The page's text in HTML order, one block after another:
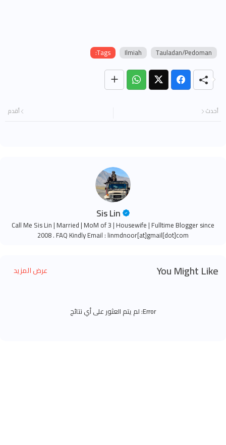
Tags: Ilmiah Tauladan/Pedoman
أحدث أقدم
Sis Lin
Call Me Sis Lin | Married | MoM of 3 | Housewife | Fulltime Blogger since
2008 . FAQ Kindly Email : linmdnoor[at]gmail[dot]com
You Might Like عرض المزيد
Error: لم يتم العثور على أي نتائج